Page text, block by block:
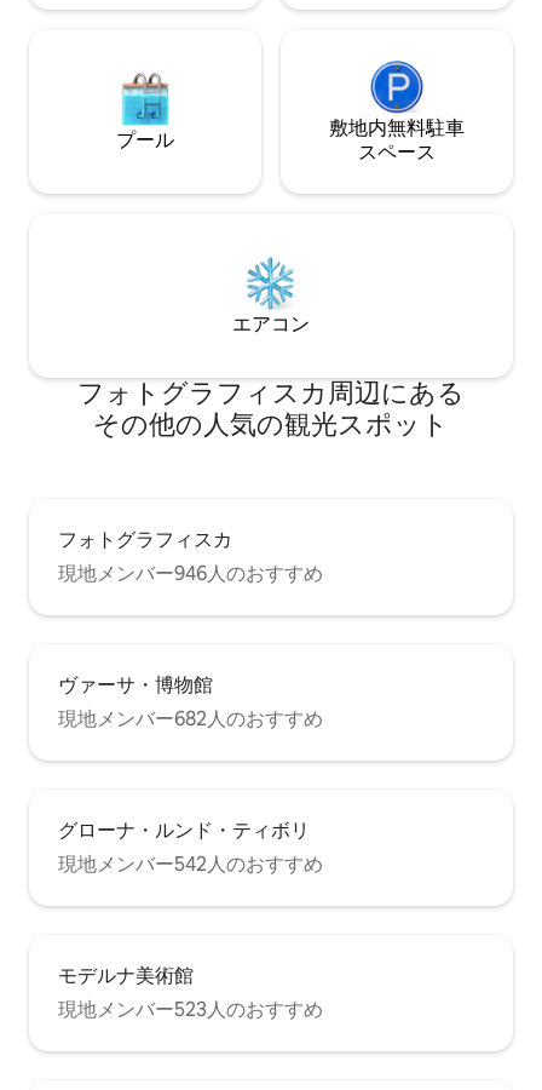
プール
敷地内無料駐⁠車
ス⁠ペ⁠ー⁠ス
エアコン
フォトグラフィスカ⁠周⁠辺⁠に⁠あ⁠る
そ⁠の⁠他⁠の人⁠気⁠の観⁠光⁠ス⁠ポ⁠ッ⁠ト
フォトグラフィスカ
現地メンバー946人のおすすめ
ヴァーサ・博物館
現地メンバー682人のおすすめ
グローナ・ルンド・ティボリ
現地メンバー542人のおすすめ
モデルナ美術館
現地メンバー523人のおすすめ